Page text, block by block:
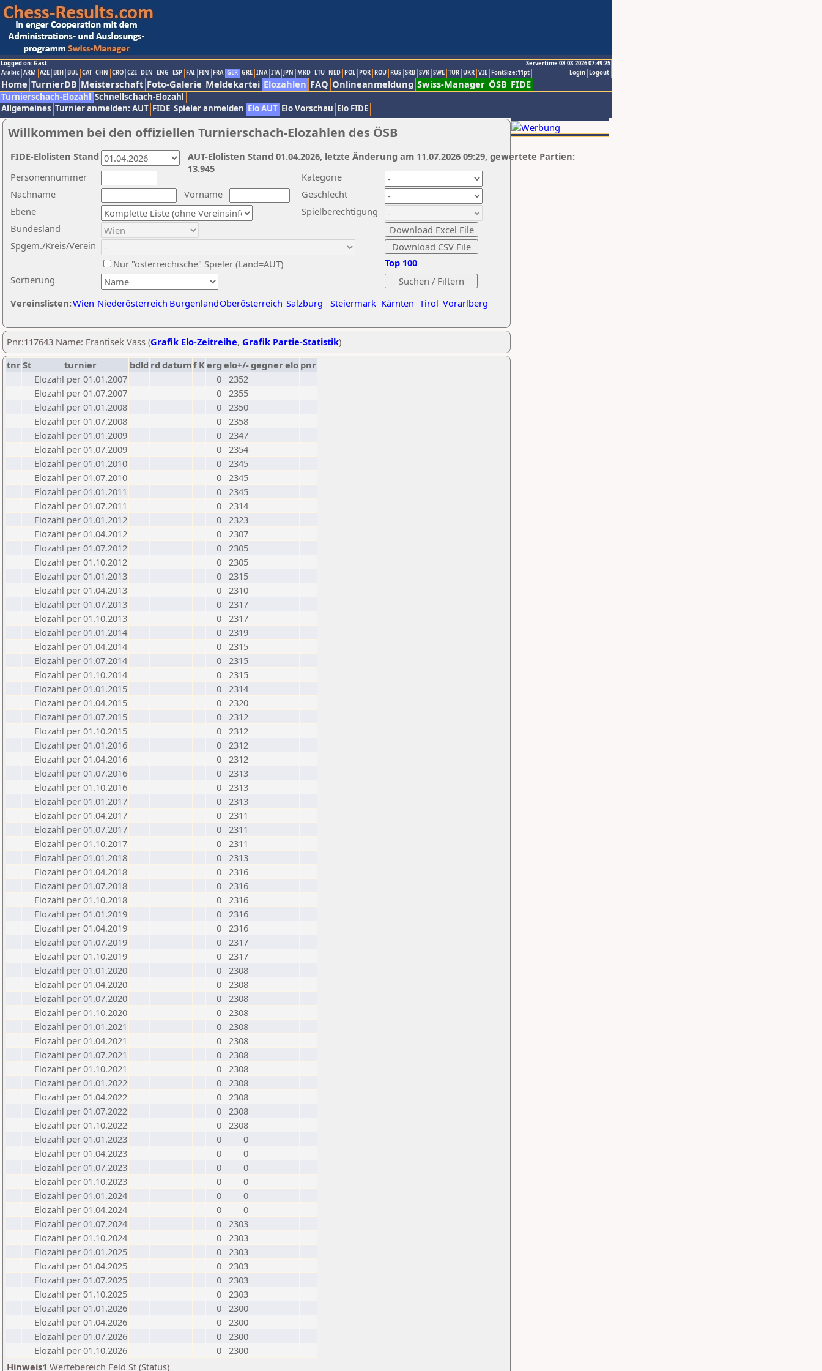
Logged on: Gast
Servertime 08.08.2026 07:49:25
Logout
Login
Arabic ARM AZE BIH BUL CAT CHN CRO CZE DEN ENG ESP FAI FIN FRA GER GRE INA ITA JPN MKD LTU NED POL POR ROU RUS SRB SVK SWE TUR UKR VIE FontSize:11pt
Home TurnierDB Meisterschaft Foto-Galerie Meldekartei Elozahlen FAQ Onlineanmeldung Swiss-Manager ÖSB FIDE
Turnierschach-Elozahl Schnellschach-Elozahl
Allgemeines Turnier anmelden: AUT FIDE Spieler anmelden Elo AUT Elo Vorschau Elo FIDE
Willkommen bei den offiziellen Turnierschach-Elozahlen des ÖSB
Nachname
Vorname
Ebene
Kategorie
Sortierung
Personennummer
Bundesland
Spgem./Kreis/Verein
Geschlecht
Nur "österreichische" Spieler (Land=AUT)
Spielberechtigung
Vereinslisten:Wien Niederösterreich BurgenlandOberösterreich Salzburg Steiermark Kärnten Tirol Vorarlberg
Top 100
AUT-Elolisten Stand 01.04.2026, letzte Änderung am 11.07.2026 09:29, gewertete Partien:
13.945
FIDE-Elolisten Stand
Pnr:117643 Name: Frantisek Vass (Grafik Elo-Zeitreihe, Grafik Partie-Statistik)
tnrSt turnier bdld rd datumf Kerg elo+/-gegnerelo pnr
Elozahl per 01.01.2007
0 2352
Elozahl per 01.07.2007
0 2355
Elozahl per 01.01.2008
0 2350
Elozahl per 01.07.2008
0 2358
Elozahl per 01.01.2009
0 2347
Elozahl per 01.07.2009
0 2354
Elozahl per 01.01.2010
0 2345
Elozahl per 01.07.2010
0 2345
Elozahl per 01.01.2011
0 2345
Elozahl per 01.07.2011
0 2314
Elozahl per 01.01.2012
0 2323
Elozahl per 01.04.2012
0 2307
Elozahl per 01.07.2012
0 2305
Elozahl per 01.10.2012
0 2305
Elozahl per 01.01.2013
0 2315
Elozahl per 01.04.2013
0 2310
Elozahl per 01.07.2013
0 2317
Elozahl per 01.10.2013
0 2317
Elozahl per 01.01.2014
0 2319
Elozahl per 01.04.2014
0 2315
Elozahl per 01.07.2014
0 2315
Elozahl per 01.10.2014
0 2315
Elozahl per 01.01.2015
0 2314
Elozahl per 01.04.2015
0 2320
Elozahl per 01.07.2015
0 2312
Elozahl per 01.10.2015
0 2312
Elozahl per 01.01.2016
0 2312
Elozahl per 01.04.2016
0 2312
Elozahl per 01.07.2016
0 2313
Elozahl per 01.10.2016
0 2313
Elozahl per 01.01.2017
0 2313
Elozahl per 01.04.2017
0 2311
Elozahl per 01.07.2017
0 2311
Elozahl per 01.10.2017
0 2311
Elozahl per 01.01.2018
0 2313
Elozahl per 01.04.2018
0 2316
Elozahl per 01.07.2018
0 2316
Elozahl per 01.10.2018
0 2316
Elozahl per 01.01.2019
0 2316
Elozahl per 01.04.2019
0 2316
Elozahl per 01.07.2019
0 2317
Elozahl per 01.10.2019
0 2317
Elozahl per 01.01.2020
0 2308
Elozahl per 01.04.2020
0 2308
Elozahl per 01.07.2020
0 2308
Elozahl per 01.10.2020
0 2308
Elozahl per 01.01.2021
0 2308
Elozahl per 01.04.2021
0 2308
Elozahl per 01.07.2021
0 2308
Elozahl per 01.10.2021
0 2308
Elozahl per 01.01.2022
0 2308
Elozahl per 01.04.2022
0 2308
Elozahl per 01.07.2022
0 2308
Elozahl per 01.10.2022
0 2308
Elozahl per 01.01.2023
0
0
Elozahl per 01.04.2023
0
0
Elozahl per 01.07.2023
0
0
Elozahl per 01.10.2023
0
0
Elozahl per 01.01.2024
0
0
Elozahl per 01.04.2024
0
0
Elozahl per 01.07.2024
0 2303
Elozahl per 01.10.2024
0 2303
Elozahl per 01.01.2025
0 2303
Elozahl per 01.04.2025
0 2303
Elozahl per 01.07.2025
0 2303
Elozahl per 01.10.2025
0 2303
Elozahl per 01.01.2026
0 2300
Elozahl per 01.04.2026
0 2300
Elozahl per 01.07.2026
0 2300
Elozahl per 01.10.2026
0 2300
Hinweis1 Wertebereich Feld St (Status)